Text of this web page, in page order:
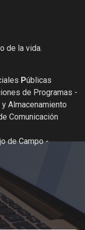
de la vida.
Públicas
de Programas -
Almacenamiento
Comunicación
de Campo -